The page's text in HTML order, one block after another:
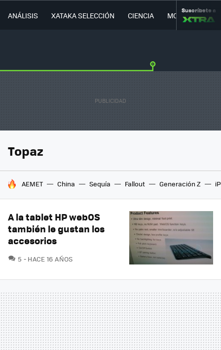
ANÁLISIS XATAKA SELECCIÓN CIENCIA MOVILIDAD
Suscríbete a
Topaz
HOY SE HABLA DE
AEMET China Sequía Fallout Generación Z
A la tablet HP webOS
también le gustan los
accesorios
5 COMENTARIOS
HACE 16 AÑOS